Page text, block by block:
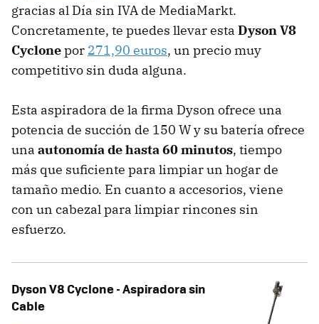
gracias al Día sin IVA de MediaMarkt.
Concretamente, te puedes llevar esta Dyson V8
Cyclonepor 271,90 euros, un precio muy
competitivo sin duda alguna.
Esta aspiradora de la firma Dyson ofrece una
potencia de succión de 150 W y su batería ofrece
una autonomía de hasta 60 minutos, tiempo
más que suficiente para limpiar un hogar de
tamaño medio. En cuanto a accesorios, viene
con un cabezal para limpiar rincones sin
esfuerzo.
Dyson V8 Cyclone - Aspiradora sin
Cable